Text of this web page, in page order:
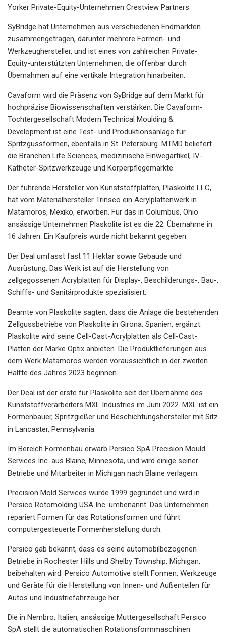
Yorker Private-Equity-Unternehmen Crestview Partners.
SyBridge hat Unternehmen aus verschiedenen Endmärkten
zusammengetragen, darunter mehrere Formen- und
Werkzeughersteller, und ist eines von zahlreichen Private-
Equity-unterstützten Unternehmen, die offenbar durch
Übernahmen auf eine vertikale Integration hinarbeiten.
Cavaform wird die Präsenz von SyBridge auf dem Markt für
hochpräzise Biowissenschaften verstärken. Die Cavaform-
Tochtergesellschaft Modern Technical Moulding &
Development ist eine Test- und Produktionsanlage für
Spritzgussformen, ebenfalls in St. Petersburg. MTMD beliefert
die Branchen Life Sciences, medizinische Einwegartikel, IV-
Katheter-Spitzwerkzeuge und Körperpflegemärkte.
Der führende Hersteller von Kunststoffplatten, Plaskolite LLC,
hat vom Materialhersteller Trinseo ein Acrylplattenwerk in
Matamoros, Mexiko, erworben. Für das in Columbus, Ohio
ansässige Unternehmen Plaskolite ist es die 22. Übernahme in
16 Jahren. Ein Kaufpreis wurde nicht bekannt gegeben.
Der Deal umfasst fast 11 Hektar sowie Gebäude und
Ausrüstung. Das Werk ist auf die Herstellung von
zellgegossenen Acrylplatten für Display-, Beschilderungs-, Bau-,
Schiffs- und Sanitärprodukte spezialisiert.
Beamte von Plaskolite sagten, dass die Anlage die bestehenden
Zellgussbetriebe von Plaskolite in Girona, Spanien, ergänzt.
Plaskolite wird seine Cell-Cast-Acrylplatten als Cell-Cast-
Platten der Marke Optix anbieten. Die Produktlieferungen aus
dem Werk Matamoros werden voraussichtlich in der zweiten
Hälfte des Jahres 2023 beginnen.
Der Deal ist der erste für Plaskolite seit der Übernahme des
Kunststoffverarbeiters MXL Industries im Juni 2022. MXL ist ein
Formenbauer, Spritzgießer und Beschichtungshersteller mit Sitz
in Lancaster, Pennsylvania.
Im Bereich Formenbau erwarb Persico SpA Precision Mould
Services Inc. aus Blaine, Minnesota, und wird einige seiner
Betriebe und Mitarbeiter in Michigan nach Blaine verlagern.
Precision Mold Services wurde 1999 gegründet und wird in
Persico Rotomolding USA Inc. umbenannt. Das Unternehmen
repariert Formen für das Rotationsformen und führt
computergesteuerte Formenherstellung durch.
Persico gab bekannt, dass es seine automobilbezogenen
Betriebe in Rochester Hills und Shelby Township, Michigan,
beibehalten wird. Persico Automotive stellt Formen, Werkzeuge
und Geräte für die Herstellung von Innen- und Außenteilen für
Autos und Industriefahrzeuge her.
Die in Nembro, Italien, ansässige Muttergesellschaft Persico
SpA stellt die automatischen Rotationsformmaschinen